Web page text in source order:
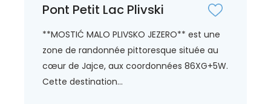
Pont Petit Lac Plivski
**MOSTIĆ MALO PLIVSKO JEZERO** est une
zone de randonnée pittoresque située au
cœur de Jajce, aux coordonnées 86XG+5W.
Cette destination...